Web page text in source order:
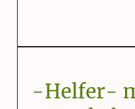
-Helfer-